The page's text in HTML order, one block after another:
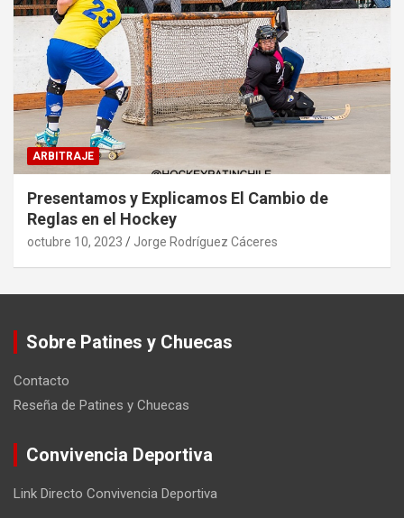
ARBITRAJE
Presentamos y Explicamos El Cambio de
Reglas en el Hockey
octubre 10, 2023 Jorge Rodríguez Cáceres
Sobre Patines y Chuecas
Contacto
Reseña de Patines y Chuecas
Convivencia Deportiva
Link Directo Convivencia Deportiva